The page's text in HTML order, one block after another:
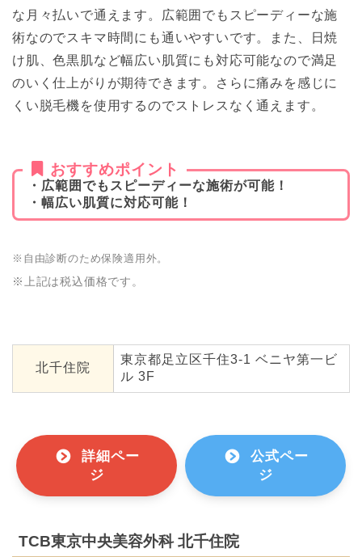
な月々払いで通えます。広範囲でもスピーディーな施
術なのでスキマ時間にも通いやすいです。また、日焼
け肌、色黒肌など幅広い肌質にも対応可能なので満足
のいく仕上がりが期待できます。さらに痛みを感じに
くい脱毛機を使用するのでストレスなく通えます。
おすすめポイント
・広範囲でもスピーディーな施術が可能！
・幅広い肌質に対応可能！
※自由診断のため保険適用外。
※上記は税込価格です。
北千住院
東京都足立区千住3-1 ベニヤ第一ビ
ル 3F
詳細ペー
ジ
公式ペー
ジ
TCB東京中央美容外科 北千住院